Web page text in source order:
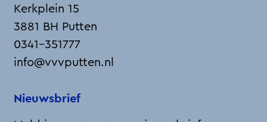
Kerkplein 15
3881 BH Putten
0341-351777
info@vvvputten.nl
Nieuwsbrief